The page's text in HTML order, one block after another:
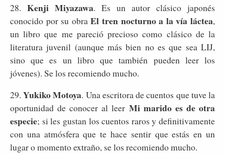
28. Kenji Miyazawa. Es un autor clásico japonés
conocido por su obraEl tren nocturno a la vía láctea,
un libro que me pareció precioso como clásico de la
literatura juvenil (aunque más bien no es que sea LIJ,
sino que es un libro que también pueden leer los
jóvenes). Se los recomiendo mucho.
29.Yukiko Motoya. Una escritora de cuentos que tuve la
oportunidad de conocer al leer Mi marido es de otra
especie; si les gustan los cuentos raros y definitivamente
con una atmósfera que te hace sentir que estás en un
lugar o momento extraño, se los recomiendo mucho.